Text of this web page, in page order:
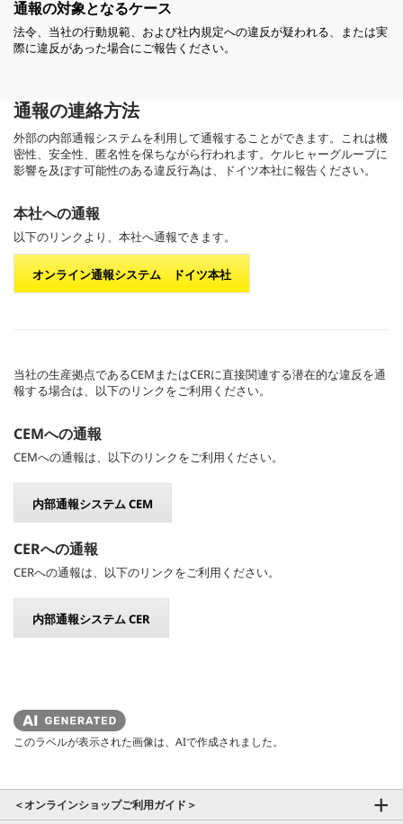
通報の対象となるケース
法令、当社の行動規範、および社内規定への違反が疑われる、または実
際に違反があった場合にご報告ください。
通報の連絡方法
外部の内部通報システムを利用して通報することができます。これは機
密性、安全性、匿名性を保ちながら行われます。ケルヒャーグループに
影響を及ぼす可能性のある違反行為は、ドイツ本社に報告ください。
本社への通報
以下のリンクより、本社へ通報できます。
オンライン通報システム ドイツ本社
当社の生産拠点であるCEMまたはCERに直接関連する潜在的な違反を通
報する場合は、以下のリンクをご利用ください。
CEMへの通報
CEMへの通報は、以下のリンクをご利用ください。
内部通報システム CEM
CERへの通報
CERへの通報は、以下のリンクをご利用ください。
内部通報システム CER
このラベルが表示された画像は、AIで作成されました。
＜オンラインショップご利用ガイド＞